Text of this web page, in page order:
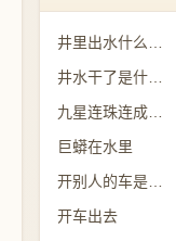
巨蟒在水里
开车出去